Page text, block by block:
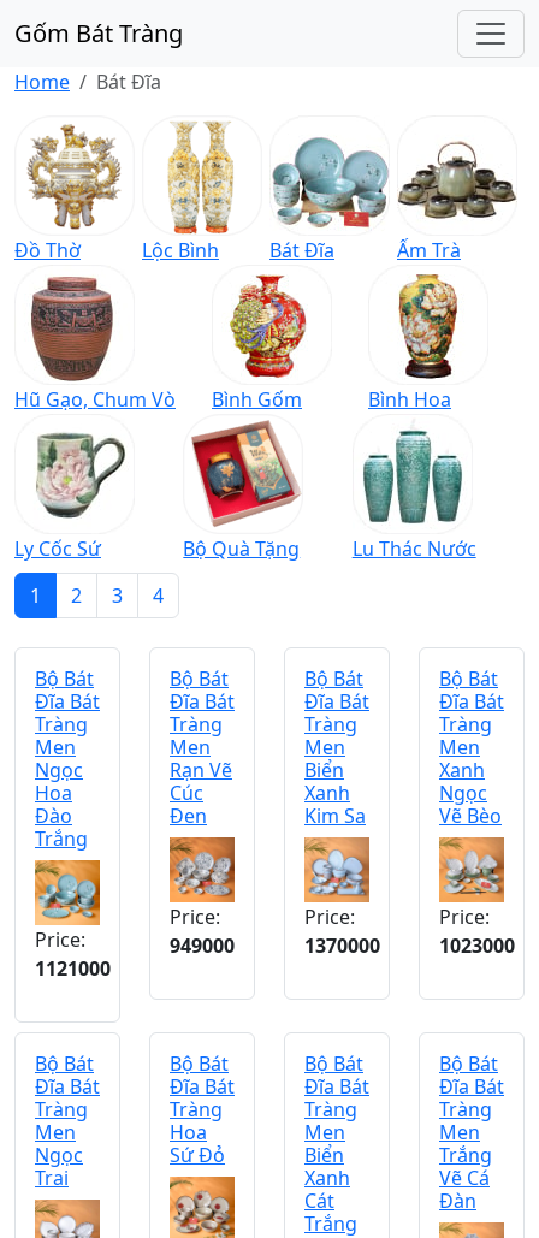
Gốm Bát Tràng
Home Bát Đĩa
Đồ Thờ Lộc Bình Bát Đĩa Ấm Trà
Hũ Gạo, Chum Vò Bình Gốm Bình Hoa
Ly Cốc Sứ Bộ Quà Tặng
Lu Thác Nước
1
2 3 4
Bộ Bát
Đĩa Bát
Tràng
Men
Ngọc
Hoa
Đào
Trắng
Price:
1121000
Bộ Bát
Đĩa Bát
Tràng
Men
Rạn Vẽ
Cúc
Đen
Price:
949000
Bộ Bát
Đĩa Bát
Tràng
Men
Biển
Xanh
Kim Sa
Price:
1370000
Bộ Bát
Đĩa Bát
Tràng
Men
Xanh
Ngọc
Vẽ Bèo
Price:
1023000
Bộ Bát
Đĩa Bát
Tràng
Men
Ngọc
Trai
Bộ Bát
Đĩa Bát
Tràng
Hoa
Sứ Đỏ
Bộ Bát
Đĩa Bát
Tràng
Men
Biển
Xanh
Cát
Trắng
Bộ Bát
Đĩa Bát
Tràng
Men
Trắng
Vẽ Cá
Đàn